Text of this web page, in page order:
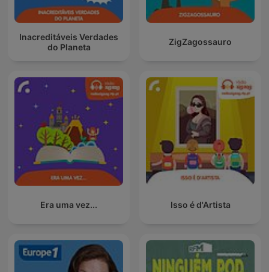
Inacreditáveis Verdades
do Planeta
ZigZagossauro
Era uma vez... Isso é d'Artista